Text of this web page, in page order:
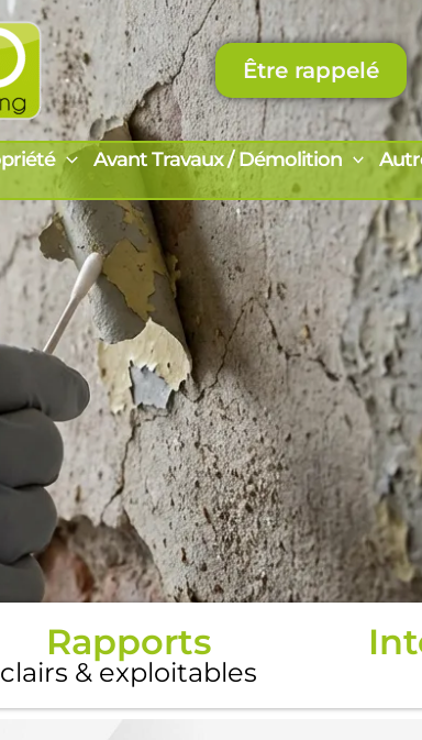
Être rappelé
Avant Travaux / Démolition
Rapports
clairs & exploitables